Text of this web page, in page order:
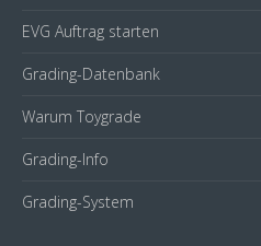
EVG Auftrag starten
Grading-Datenbank
Warum Toygrade
Grading-Info
Grading-System